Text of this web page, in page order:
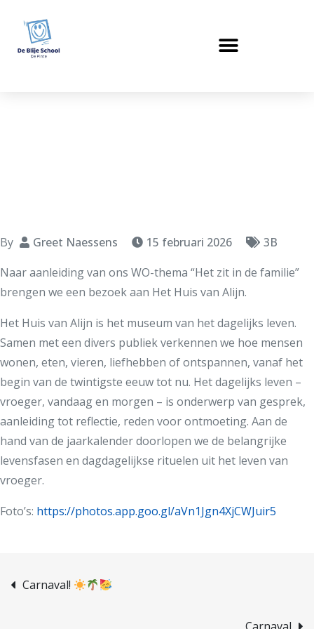
By Greet Naessens 15 februari 2026
3B
Naar aanleiding van ons WO-thema “Het zit in de familie”
brengen we een bezoek aan Het Huis van Alijn.
Het Huis van Alijn is het museum van het dagelijks leven.
Samen met een divers publiek verkennen we hoe mensen
wonen, eten, vieren, liefhebben of ontspannen, vanaf het
begin van de twintigste eeuw tot nu. Het dagelijks leven –
vroeger, vandaag en morgen – is onderwerp van gesprek,
aanleiding tot reflectie, reden voor ontmoeting. Aan de
hand van de jaarkalender doorlopen we de belangrijke
levensfasen en dagdagelijkse rituelen uit het leven van
vroeger.
Foto’s: https://photos.app.goo.gl/aVn1Jgn4XjCWJuir5
Carnaval!